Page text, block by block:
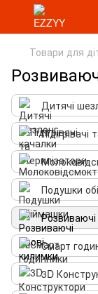
Товари для
Дитячі
Подушки
Розвиваючі
Смарт
3D